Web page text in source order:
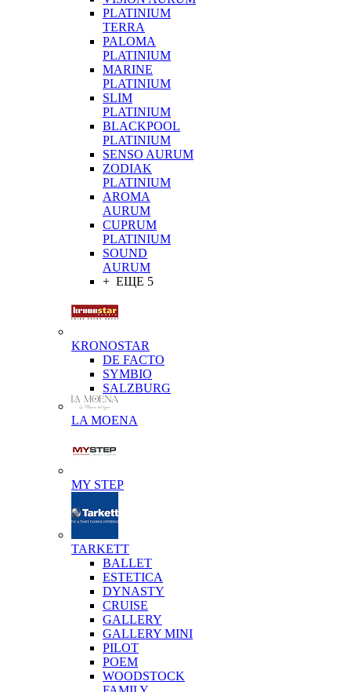
PLATINIUM
TERRA
PALOMA
PLATINIUM
MARINE
PLATINIUM
SLIM
PLATINIUM
BLACKPOOL
PLATINIUM
SENSO AURUM
ZODIAK
PLATINIUM
AROMA
AURUM
CUPRUM
PLATINIUM
SOUND
AURUM
+ ЕЩЕ 5
KRONOSTAR
DE FACTO
SYMBIO
SALZBURG
LA MOENA
MY STEP
TARKETT
BALLET
ESTETICA
DYNASTY
CRUISE
GALLERY
GALLERY MINI
PILOT
POEM
WOODSTOCK